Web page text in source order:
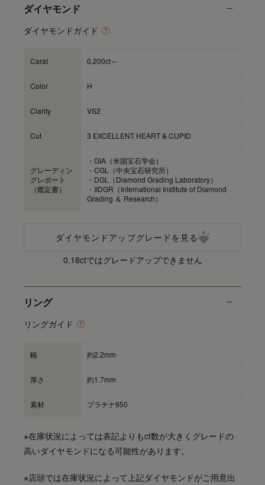
ダイヤモンド
ダイヤモンドガイド
Carat 0.200ct～
Color H
Clarity VS2
Cut 3 EXCELLENT HEART & CUPID
グレーディン
グレポート
（鑑定書）
・GIA（米国宝石学会）
・CGL（中央宝石研究所）
・DGL（Diamond Grading Laboratory）
・IIDGR（International Institute of Diamond
Grading ＆ Research）
ダイヤモンドアップグレードを見る
0.18ctではグレードアップできません
リング
リングガイド
幅 約2.2mm
厚さ 約1.7mm
素材 プラチナ950
※在庫状況によっては表記よりもct数が大きくグレードの
高いダイヤモンドになる可能性があります。
※店頭では在庫状況によって上記ダイヤモンドがご用意出